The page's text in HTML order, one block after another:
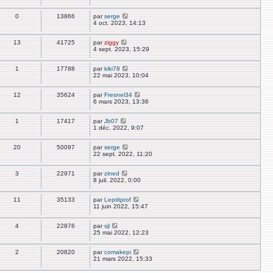
0 13866 parserge
4 oct. 2023, 14:13
13 41725 parziggy
4 sept. 2023, 15:29
1 17788 parkiki78
22 mai 2023, 10:04
12 35624 parFresnel34
6 mars 2023, 13:36
1 17417 parJb07
1 déc. 2022, 9:07
20 50097 parserge
22 sept. 2022, 11:20
3 22971 parzined
8 juil. 2022, 0:00
11 35133 parLeptitprof
11 juin 2022, 15:47
4 22876 parsjl
25 mai 2022, 12:23
2 20820 parcomakepi
21 mars 2022, 15:33